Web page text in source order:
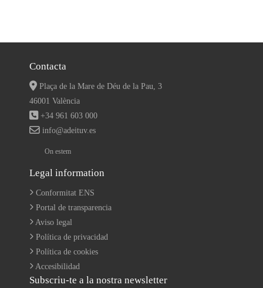
Contacta
Plaça de la Mare de Déu de la Pau, 3
46001 València
+34 961 603 000
info@adeituv.es
On estem
Legal information
Conformitat ENS
Portal de transparencia
Aviso legal
Política de privacidad
Política de cookies
Accesibilidad
Subscriu-te a la nostra newsletter